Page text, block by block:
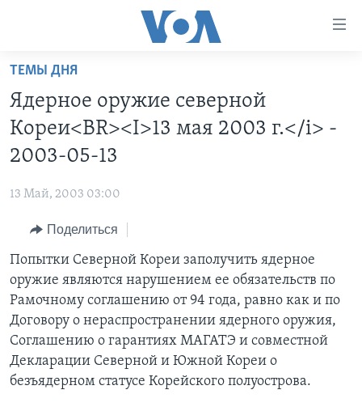
Перейти
основной
контент
Перейти
основной
Перейти
поиск
ПРОГРАММЫ
ИТОГИ
ПОЧЕМУ ЭТО ВАЖНО?
ДИСКУССИЯ VOA
НЬЮ-ЙОРК NEW YORK
АМЕРИКА. БОЛЬШОЕ ПУТЕШЕСТВИЕ
ПРОЕКТЫ
НАША АМЕРИКАНСКАЯ ИСТОРИЯ
А КАК В АМЕРИКЕ?
АРТЕФАКТЫ
АМЕРИКАНСКИЕ ГОРОДКИ
ТЕСТЫ
ИНТЕРВЬЮ
ФАКТЫ ПРОТИВ ФЕЙКОВ
ЗА СВОБОДУ ПРЕССЫ
УЧИМ АНГЛИЙСКИЙ
ВИДЕО
ПОДПИСКА НА НОВОСТИ
Learning English
ТЕМЫ ДНЯ
Ядерное оружие северной
Кореи<BR><I>13 мая 2003 г.</i> -
2003-05-13
13 Май, 2003 03:00
Поделиться
Попытки Северной Кореи заполучить ядерное
оружие являются нарушением ее обязательств по
Рамочному соглашению от 94 года, равно как и по
Договору о нераспространении ядерного оружия,
Соглашению о гарантиях МАГАТЭ и совместной
Декларации Северной и Южной Кореи о
безъядерном статусе Корейского полуострова.